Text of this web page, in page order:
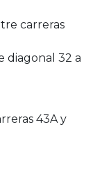
carreras
diagonal 32 a
43A y